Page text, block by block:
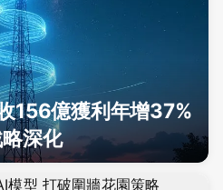
156億獲利年增37%
深化